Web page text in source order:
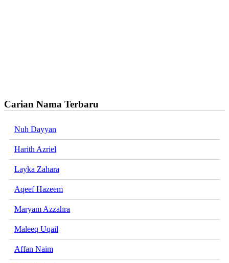
Carian Nama Terbaru
Nuh Dayyan
Harith Azriel
Layka Zahara
Aqeef Hazeem
Maryam Azzahra
Maleeq Uqail
Affan Naim